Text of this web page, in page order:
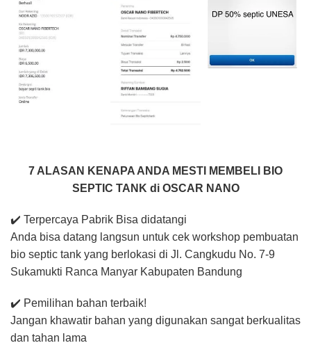
7 ALASAN KENAPA ANDA MESTI MEMBELI BIO
SEPTIC TANK di OSCAR NANO
✔️ Terpercaya Pabrik Bisa didatangi
Anda bisa datang langsun untuk cek workshop pembuatan
bio septic tank yang berlokasi di Jl. Cangkudu No. 7-9
Sukamukti Ranca Manyar Kabupaten Bandung
✔️ Pemilihan bahan terbaik!
Jangan khawatir bahan yang digunakan sangat berkualitas
dan tahan lama